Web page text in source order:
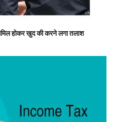
होकर खुद की करने लगा तलाश